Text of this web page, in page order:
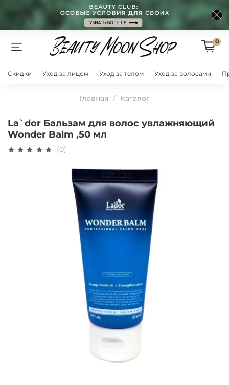
0
Скидки Уход за лицом Уход за телом Уход за волосами
Главная Каталог
La`dor Бальзам для волос увлажняющий
Wonder Balm ,50 мл
(0)